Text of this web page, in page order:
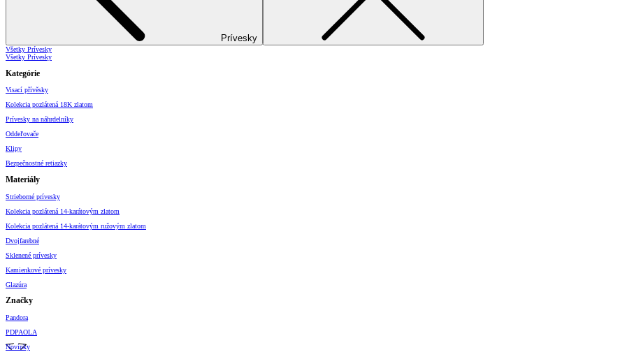
Prívesky
Všetky Prívesky
Všetky Prívesky
Kategórie
Visací přívěsky
Kolekcia pozlátená 18K zlatom
Prívesky na náhrdelníky
Oddeľovače
Klipy
Bezpečnostné retiazky
Materiály
Strieborné prívesky
Kolekcia pozlátená 14-karátovým zlatom
Kolekcia pozlátená 14-karátovým ružovým zlatom
Dvojfarebné
Sklenené prívesky
Kamienkové prívesky
Glazúra
Značky
Pandora
PDPAOLA
Novinky